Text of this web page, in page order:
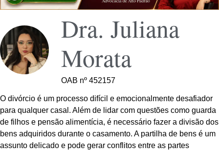
Dra. Juliana
Morata
OAB nº 452157
O divórcio é um processo difícil e emocionalmente desafiador
para qualquer casal. Além de lidar com questões como guarda
de filhos e pensão alimentícia, é necessário fazer a divisão dos
bens adquiridos durante o casamento. A partilha de bens é um
assunto delicado e pode gerar conflitos entre as partes